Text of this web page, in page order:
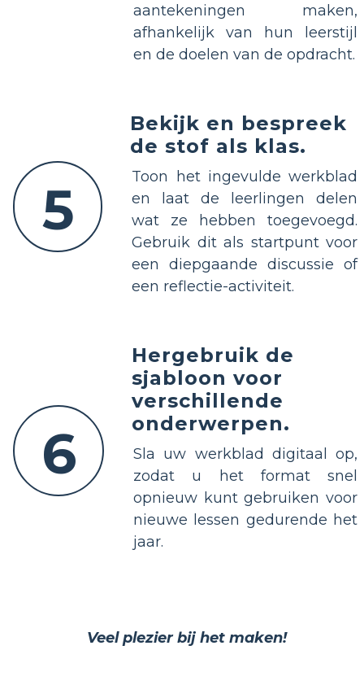
aantekeningen maken,
afhankelijk van hun leerstijl
en de doelen van de opdracht.
5
Bekijk en bespreek
de stof als klas.
Toon het ingevulde werkblad
en laat de leerlingen delen
wat ze hebben toegevoegd.
Gebruik dit als startpunt voor
een diepgaande discussie of
een reflectie-activiteit.
6
Hergebruik de
sjabloon voor
verschillende
onderwerpen.
Sla uw werkblad digitaal op,
zodat u het format snel
opnieuw kunt gebruiken voor
nieuwe lessen gedurende het
jaar.
Veel plezier bij het maken!